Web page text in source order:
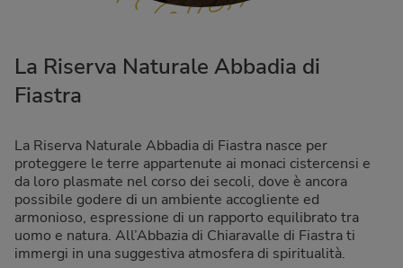
La Riserva Naturale Abbadia di
Fiastra
La Riserva Naturale Abbadia di Fiastra nasce per
proteggere le terre appartenute ai monaci cistercensi e
da loro plasmate nel corso dei secoli, dove è ancora
possibile godere di un ambiente accogliente ed
armonioso, espressione di un rapporto equilibrato tra
uomo e natura. All’Abbazia di Chiaravalle di Fiastra ti
immergi in una suggestiva atmosfera di spiritualità.